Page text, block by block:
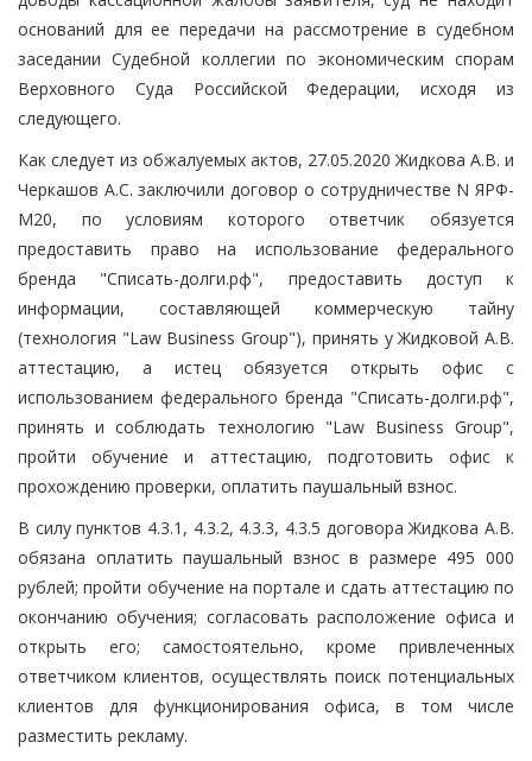
оснований для ее передачи на рассмотрение в судебном
заседании Судебной коллегии по экономическим спорам
Верховного Суда Российской Федерации, исходя из
следующего.
Как следует из обжалуемых актов, 27.05.2020 Жидкова А.В. и
Черкашов А.С. заключили договор о сотрудничестве N ЯРФ-
М20, по условиям которого ответчик обязуется
предоставить право на использование федерального
бренда "Списать-долги.рф", предоставить доступ к
информации, составляющей коммерческую тайну
(технология "Law Business Group"), принять у Жидковой А.В.
аттестацию, а истец обязуется открыть офис с
использованием федерального бренда "Списать-долги.рф",
принять и соблюдать технологию "Law Business Group",
пройти обучение и аттестацию, подготовить офис к
прохождению проверки, оплатить паушальный взнос.
В силу пунктов 4.3.1, 4.3.2, 4.3.3, 4.3.5 договора Жидкова А.В.
обязана оплатить паушальный взнос в размере 495 000
рублей; пройти обучение на портале и сдать аттестацию по
окончанию обучения; согласовать расположение офиса и
открыть его; самостоятельно, кроме привлеченных
ответчиком клиентов, осуществлять поиск потенциальных
клиентов для функционирования офиса, в том числе
разместить рекламу.